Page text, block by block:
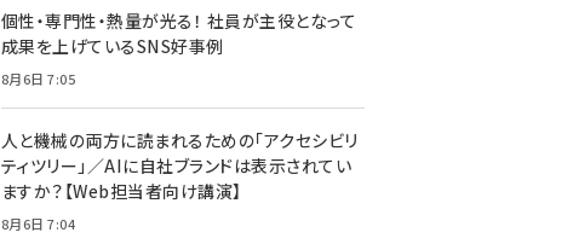
個性・専門性・熱量が光る！ 社員が主役となって
成果を上げているSNS好事例
8月6日 7:05
人と機械の両方に読まれるための「アクセシビリ
ティツリー」／AIに自社ブランドは表示されてい
ますか？【Web担当者向け講演】
8月6日 7:04